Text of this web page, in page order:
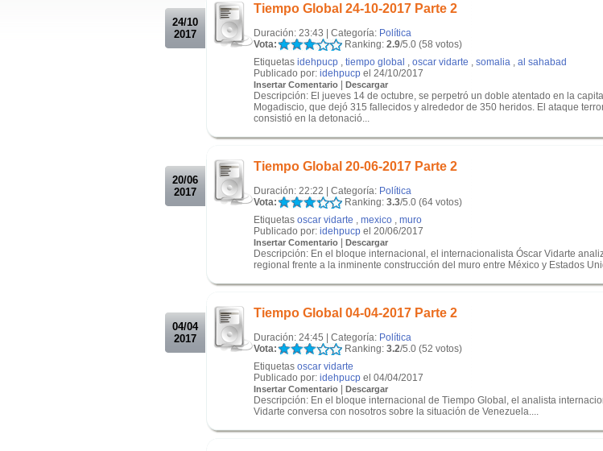
24/10
2017
Tiempo Global 24-10-2017 Parte 2
Duración: 23:43 | Categoría: Política
Vota:
Ranking: 2.9/5.0 (58 votos)
Etiquetas idehpucp , tiempo global , oscar vidarte , somalia , al sahabad
Publicado por: idehpucp el 24/10/2017
Insertar Comentario | Descargar
Descripción: El jueves 14 de octubre, se perpetró un doble atentado en la
Mogadiscio, que dejó 315 fallecidos y alrededor de 350 heridos. El ataque
consistió en la detonació...
20/06
2017
Tiempo Global 20-06-2017 Parte 2
Duración: 22:22 | Categoría: Política
Vota:
Ranking: 3.3/5.0 (64 votos)
Etiquetas oscar vidarte , mexico , muro
Publicado por: idehpucp el 20/06/2017
Insertar Comentario | Descargar
Descripción: En el bloque internacional, el internacionalista Óscar Vidarte
regional frente a la inminente construcción del muro entre México y Estados
04/04
2017
Tiempo Global 04-04-2017 Parte 2
Duración: 24:45 | Categoría: Política
Vota:
Ranking: 3.2/5.0 (52 votos)
Etiquetas oscar vidarte
Publicado por: idehpucp el 04/04/2017
Insertar Comentario | Descargar
Descripción: En el bloque internacional de Tiempo Global, el analista
Vidarte conversa con nosotros sobre la situación de Venezuela....